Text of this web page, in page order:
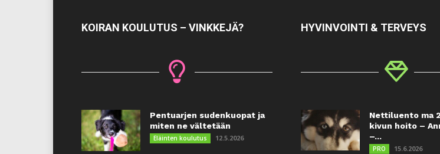
KOIRAN KOULUTUS – VINKKEJÄ?
Pentuarjen sudenkuopat ja
miten ne vältetään
Eläinten koulutus 12.5.2026
HYVINVOINTI & TERVEYS
Nettiluento ma
kivun hoito –
–...
PRO 15.6.2026